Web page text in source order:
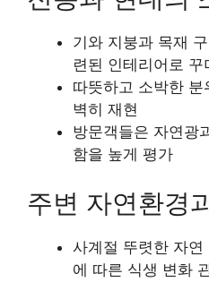
기와 지붕과 목재
련된 인테리어로 꾸
따뜻하고 소박한
벽히 재현
방문객들은 자연광
함을 높게 평가
주변 자연환경
사계절 뚜렷한 자
에 따른 식생 변화